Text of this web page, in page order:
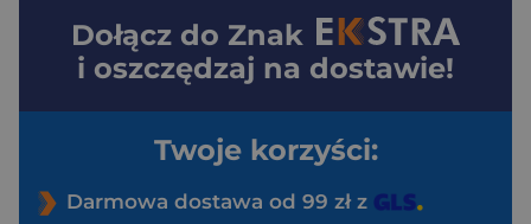
Dołącz do Znak
i oszczędzaj na dostawie!
Twoje korzyści:
Darmowa dostawa od 99 zł z